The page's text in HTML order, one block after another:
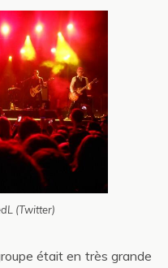
(Twitter)
était en très grande